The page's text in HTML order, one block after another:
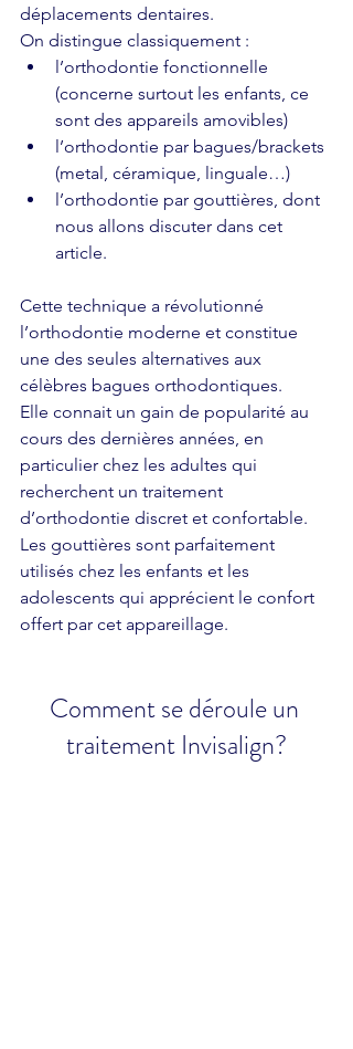
déplacements dentaires.
On distingue classiquement :
l’orthodontie fonctionnelle
(concerne surtout les enfants, ce
sont des appareils amovibles)
l’orthodontie par bagues/brackets
(metal, céramique, linguale…)
l’orthodontie par gouttières, dont
nous allons discuter dans cet
article.
Cette technique a révolutionné
l’orthodontie moderne et constitue
une des seules alternatives aux
célèbres bagues orthodontiques.
Elle connait un gain de popularité au
cours des dernières années, en
particulier chez les adultes qui
recherchent un traitement
d’orthodontie discret et confortable.
Les gouttières sont parfaitement
utilisés chez les enfants et les
adolescents qui apprécient le confort
offert par cet appareillage.
Comment se déroule un
traitement Invisalign?